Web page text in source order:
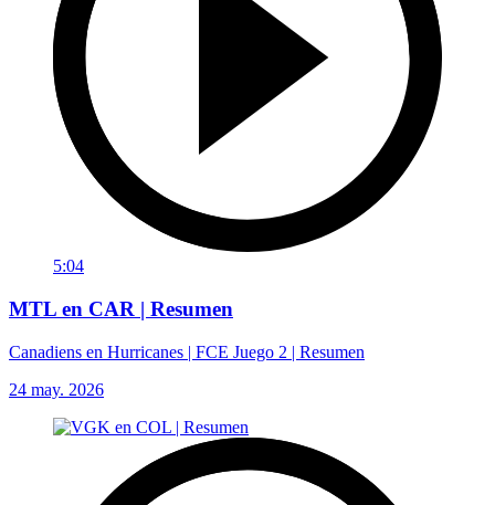
5:04
MTL en CAR | Resumen
Canadiens en Hurricanes | FCE Juego 2 | Resumen
24 may. 2026